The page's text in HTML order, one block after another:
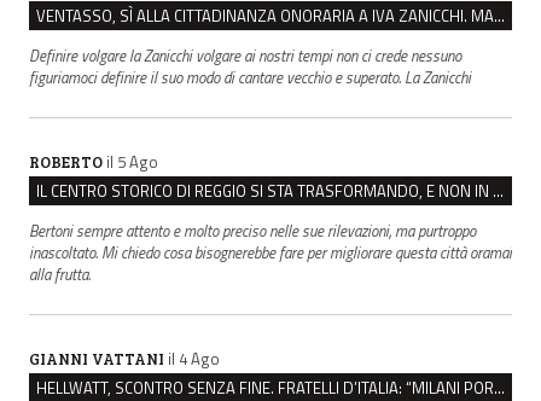
VENTASSO, SÌ ALLA CITTADINANZA ONORARIA A IVA ZANICCHI. MA BARGIACCHI: “È DI PESSIMO GUSTO”
Definire volgare la Zanicchi volgare ai nostri tempi non ci crede nessuno
figuriamoci definire il suo modo di cantare vecchio e superato. La Zanicchi
ROBERTO il 5 Ago
IL CENTRO STORICO DI REGGIO SI STA TRASFORMANDO, E NON IN MEGLIO
Bertoni sempre attento e molto preciso nelle sue rilevazioni, ma purtroppo
inascoltato. Mi chiedo cosa bisognerebbe fare per migliorare questa città oramai
alla frutta.
GIANNI VATTANI il 4 Ago
HELLWATT, SCONTRO SENZA FINE. FRATELLI D’ITALIA: “MILANI PORTA DOCUMENTI, DE FRANCO INSULTI”